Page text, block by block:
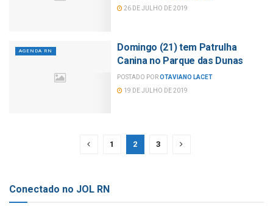
26 DE JULHO DE 2019
AGENDA RN
Domingo (21) tem Patrulha
Canina no Parque das Dunas
POSTADO POROTAVIANO LACET
19 DE JULHO DE 2019
1 2 3
Conectado no JOL RN